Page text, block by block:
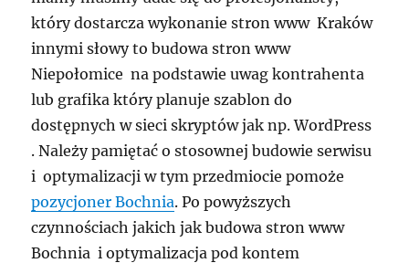
który dostarcza wykonanie stron www Kraków
innymi słowy to budowa stron www
Niepołomice na podstawie uwag kontrahenta
lub grafika który planuje szablon do
dostępnych w sieci skryptów jak np. WordPress
. Należy pamiętać o stosownej budowie serwisu
i optymalizacji w tym przedmiocie pomoże
pozycjoner Bochnia. Po powyższych
czynnościach jakich jak budowa stron www
Bochnia i optymalizacja pod kontem